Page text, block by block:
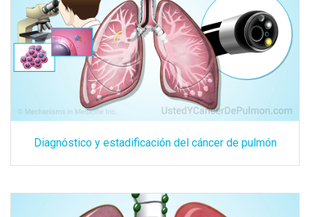
Diagnóstico y estadificación del cáncer de pulmón